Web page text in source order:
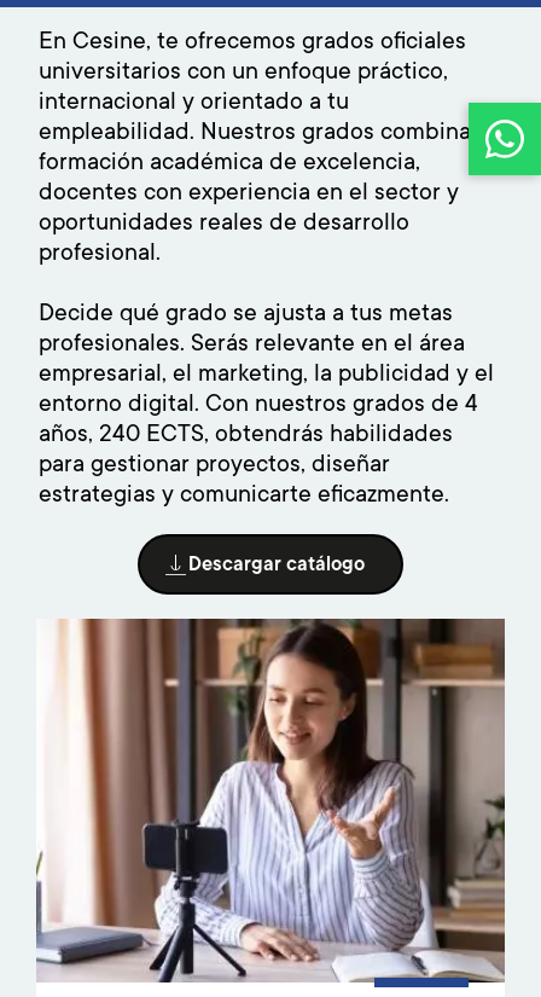
En Cesine, te ofrecemos grados oficiales
universitarios con un enfoque práctico,
internacional y orientado a tu
empleabilidad. Nuestros grados combinan
formación académica de excelencia,
docentes con experiencia en el sector y
oportunidades reales de desarrollo
profesional.
Decide qué grado se ajusta a tus metas
profesionales. Serás relevante en el área
empresarial, el marketing, la publicidad y el
entorno digital. Con nuestros grados de 4
años, 240 ECTS, obtendrás habilidades
para gestionar proyectos, diseñar
estrategias y comunicarte eficazmente.
Descargar catálogo